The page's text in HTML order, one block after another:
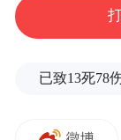
管路段违法
非严管路段
动车违法